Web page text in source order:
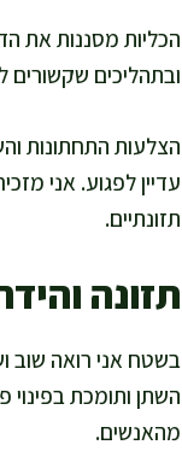
הכליות מסננות את
ובתהליכים שקשורים
הצלעות התחתונות
עדיין לפגוע. אני
תזונתיים.
תזונה
בשטח אני רואה שוב
השתן ותומכת בפינוי
מהאנשים.